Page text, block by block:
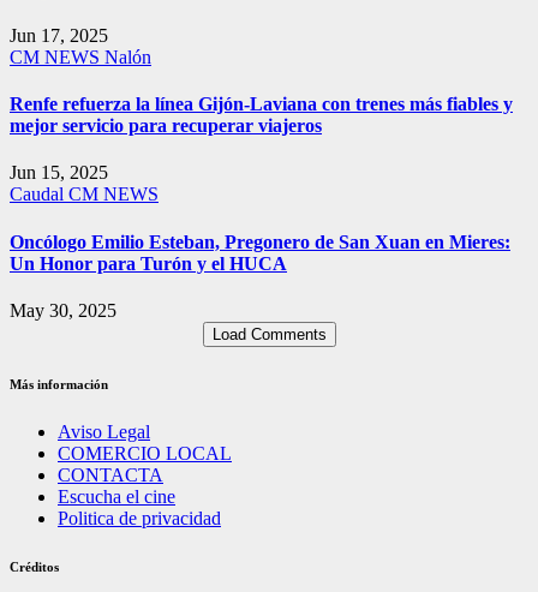
Jun 17, 2025
CM NEWS Nalón
Renfe refuerza la línea Gijón-Laviana con trenes más fiables y
mejor servicio para recuperar viajeros
Jun 15, 2025
Caudal CM NEWS
Oncólogo Emilio Esteban, Pregonero de San Xuan en Mieres:
Un Honor para Turón y el HUCA
May 30, 2025
Load Comments
Más información
Aviso Legal
COMERCIO LOCAL
CONTACTA
Escucha el cine
Politica de privacidad
Créditos